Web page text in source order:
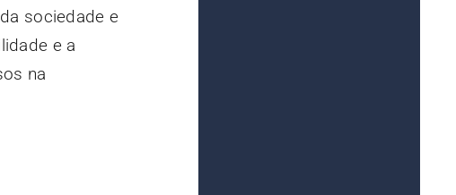
sociedade e
e a
na